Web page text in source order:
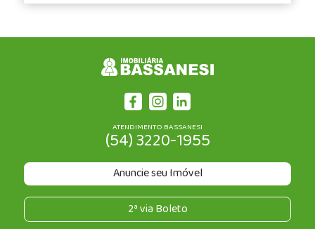
ATENDIMENTO BASSANESI
(54) 3220-1955
Anuncie seu Imóvel
2ª via Boleto